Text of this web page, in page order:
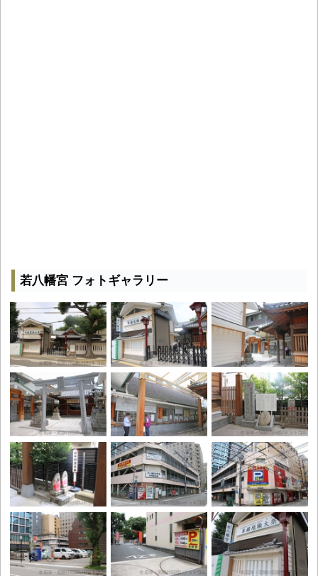
若八幡宮 フォトギャラリー